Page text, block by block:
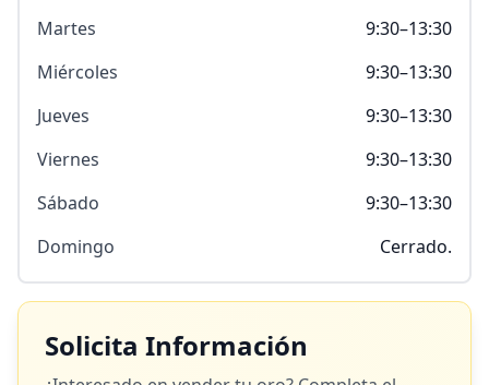
Martes
9:30–13:30
Miércoles
9:30–13:30
Jueves
9:30–13:30
Viernes
9:30–13:30
Sábado
9:30–13:30
Domingo
Cerrado.
Solicita Información